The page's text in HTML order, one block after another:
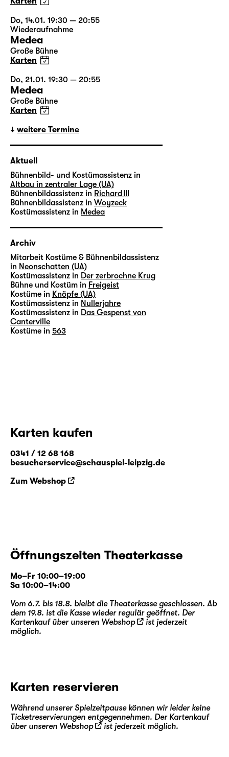
Do, 14.01. 19:30 — 20:55
Wiederaufnahme
Medea
Große Bühne
Karten
Do, 21.01. 19:30 — 20:55
Medea
Große Bühne
Karten
weitere Termine
Aktuell
Bühnenbild- und Kostümassistenz in
Altbau in zentraler Lage (UA)
Bühnenbildassistenz in Richard III
Bühnenbildassistenz in Woyzeck
Kostümassistenz in Medea
Archiv
Mitarbeit Kostüme & Bühnenbildassistenz
in Neonschatten (UA)
Kostümassistenz in Der zerbrochne Krug
Bühne und Kostüm in Freigeist
Kostüme in Knöpfe (UA)
Kostümassistenz in Nullerjahre
Kostümassistenz in Das Gespenst von
Canterville
Kostüme in 563
Karten kaufen
0341 / 12 68 168
besucherservice@schauspiel-leipzig.de
Zum Webshop
Öffnungszeiten Theaterkasse
Mo–Fr 10:00–19:00
Sa 10:00–14:00
Vom 6.7. bis 18.8. bleibt die Theaterkasse geschlossen. Ab
dem 19.8. ist die Kasse wieder regulär geöffnet. Der
Kartenkauf über unseren Webshop
ist jederzeit
möglich.
Karten reservieren
Während unserer Spielzeitpause können wir leider keine
Ticketreservierungen entgegennehmen. Der Kartenkauf
über unseren Webshop ist jederzeit möglich.